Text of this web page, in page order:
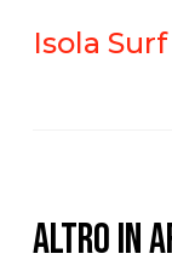
Isola
ALTRO IN